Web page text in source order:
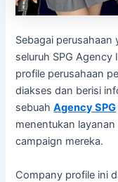
Sebagai perusahaan
seluruh SPG
profile perusahaan
diakses dan berisi
sebuahAgency SPG
menentukan
campaign mereka.
Company profile ini